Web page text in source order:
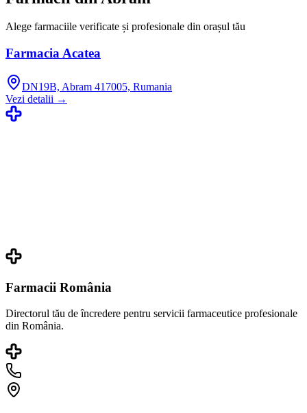
Alege farmaciile verificate și profesionale din orașul tău
Farmacia Acatea
DN19B, Abram 417005, Rumania
Vezi detalii →
Farmacii România
Directorul tău de încredere pentru servicii farmaceutice profesionale
din România.